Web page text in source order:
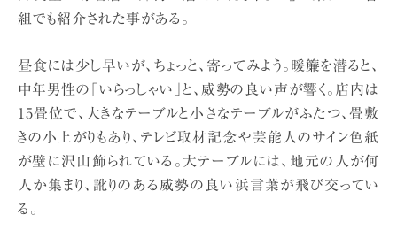
組でも紹介された事がある。
昼食には少し早いが、ちょっと、寄ってみよう。暖簾を潜ると、
中年男性の「いらっしゃい」と、威勢の良い声が響く。店内は
15畳位で、大きなテーブルと小さなテーブルがふたつ、畳敷
きの小上がりもあり、テレビ取材記念や芸能人のサイン色紙
が壁に沢山飾られている。大テーブルには、地元の人が何
人か集まり、訛りのある威勢の良い浜言葉が飛び交ってい
る。